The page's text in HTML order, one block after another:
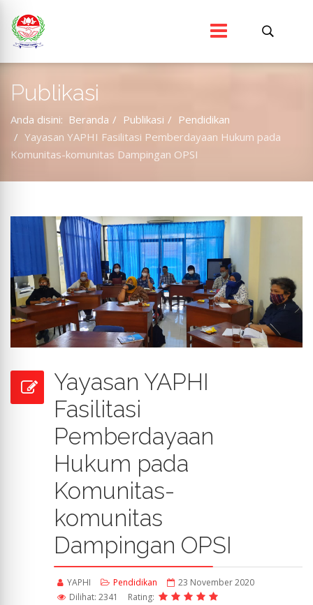
Publikasi
Anda disini: Beranda Publikasi
Pendidikan
Yayasan YAPHI Fasilitasi Pemberdayaan Hukum pada
Komunitas-komunitas Dampingan OPSI
Yayasan YAPHI
Fasilitasi
Pemberdayaan
Hukum pada
Komunitas-
komunitas
Dampingan OPSI
YAPHI Pendidikan
23 November 2020
Dilihat: 2341
Rating: